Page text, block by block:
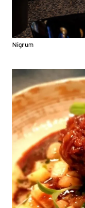
Nigrum